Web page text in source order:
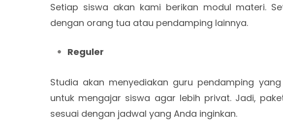
Setiap siswa akan kami berikan modul materi.
dengan orang tua atau pendamping lainnya.
Reguler
Studia akan menyediakan guru pendamping
untuk mengajar siswa agar lebih privat. Jadi,
sesuai dengan jadwal yang Anda inginkan.